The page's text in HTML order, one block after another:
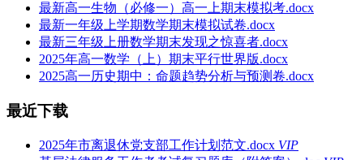
最新高一生物（必修一）高一上期末模拟考.docx
最新一年级上学期数学期末模拟试卷.docx
最新三年级上册数学期末发现之惊喜者.docx
2025年高一数学（上）期末平行世界版.docx
2025高一历史期中：命题趋势分析与预测卷.docx
最近下载
2025年市离退休党支部工作计划范文.docx VIP